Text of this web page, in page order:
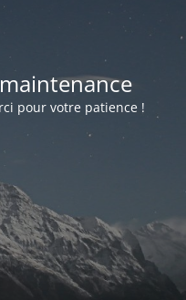
pour votre patience !